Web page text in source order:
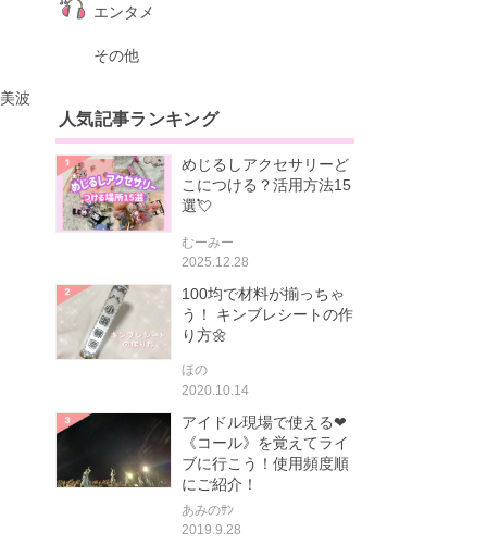
波
エンタメ
その他
人気記事ランキング
めじるしアクセサリーど
こにつける？活用方法15
選💘
むーみー
2025.12.28
100均で材料が揃っちゃ
う！ キンブレシートの作
り方🌼
ほの
2020.10.14
アイドル現場で使える❤
《コール》を覚えてライ
ブに行こう！使用頻度順
にご紹介！
あみのｻﾝ
2019.9.28